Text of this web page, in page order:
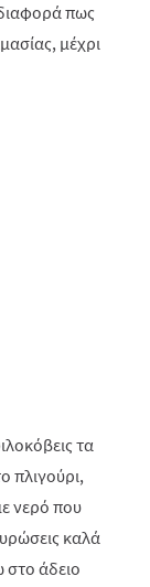
πως
μέχρι
τα
πλιγούρι,
νερό που
καλά
στο άδειο